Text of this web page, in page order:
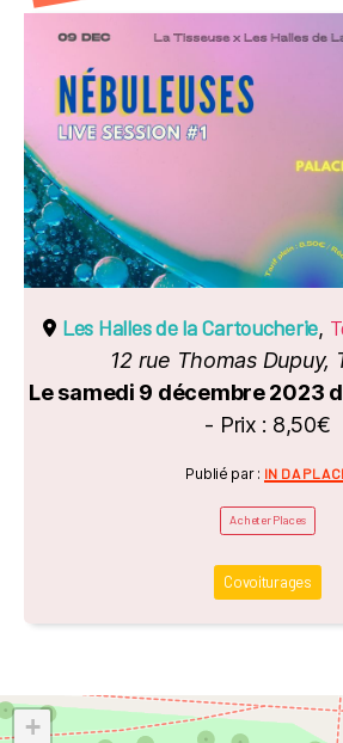
Les Halles de la Cartoucherie,
12 rue Thomas Dupuy,
Le samedi 9 décembre 2023
- Prix : 8,50€
Publié par : IN DA
Acheter Places
Covoiturages
+